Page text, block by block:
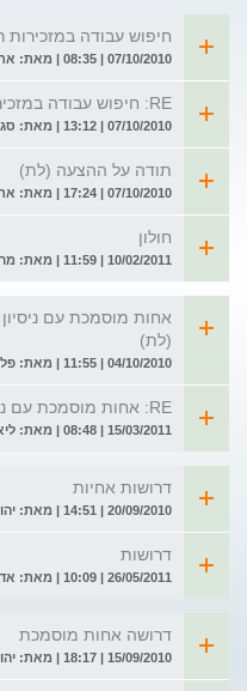
חיפוש עבודה במזכירות
07/10/2010 | 08:35 | מאת: אתי
RE: חיפוש עבודה במזכירות רפואית
07/10/2010 | 13:12 | מאת: סגליתי
תודה על ההצעה (לת)
07/10/2010 | 17:24 | מאת: אתי
חולון
10/02/2011 | 11:59 | מאת: מרפאת שיניים פרטית בחולון
אחות מוסמכת עם
(לת)
04/10/2010 | 11:55 | מאת: פלונית
RE: אחות מוסמכת עם ניסיון ניהולי כאחות ראשית בבית
15/03/2011 | 08:48 | מאת: ליאת
דרושות אחיות
20/09/2010 | 14:51 | מאת: יהודית
דרושות
26/05/2011 | 10:09 | מאת: אדל
דרושה אחות מוסמכת
15/09/2010 | 18:17 | מאת: יהודית